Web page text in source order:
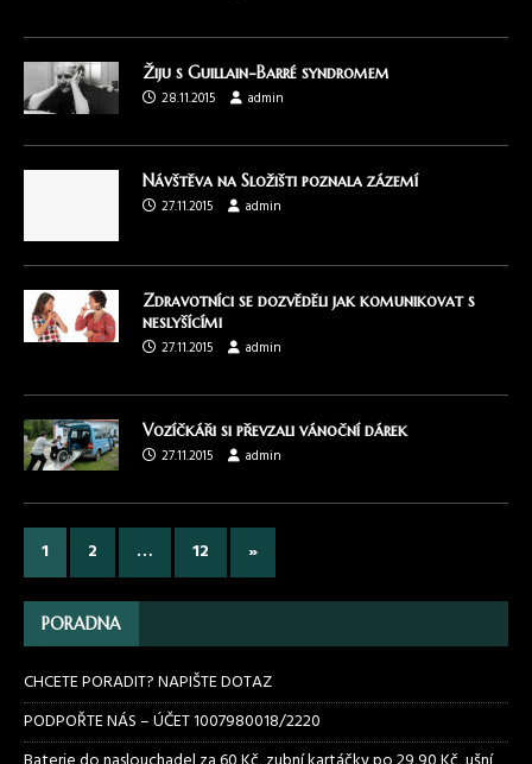
Žiju s Guillain-Barré syndromem
28.11.2015
admin
Návštěva na Složišti poznala zázemí
27.11.2015
admin
Zdravotníci se dozvěděli jak komunikovat s
neslyšícími
27.11.2015
admin
Vozíčkáři si převzali vánoční dárek
27.11.2015
admin
1 2 … 12 »
PORADNA
CHCETE PORADIT? NAPIŠTE DOTAZ
PODPOŘTE NÁS – ÚČET 1007980018/2220